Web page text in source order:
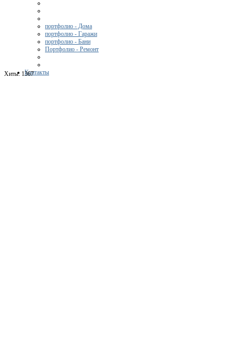
портфолио - Дома
портфолио - Гаражи
портфолио - Бани
Портфолио - Ремонт
Контакты
Хиты: 1367